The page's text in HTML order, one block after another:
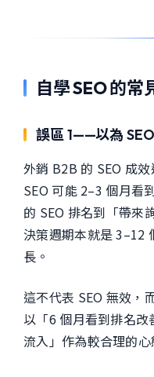
自學 SEO 的常
誤區 1——以為
外銷 B2B 的 SEO 成
SEO 可能 2–3 個月看
的 SEO 排名到「帶
決策週期本就是 3–12
長。
這不代表 SEO 無效，
以「6 個月看到排名
流入」作為較合理的心